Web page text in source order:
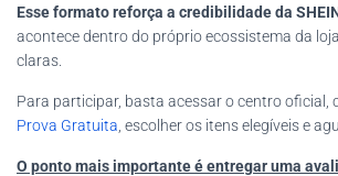
Esse formato reforça a credibilidade da
acontece dentro do próprio ecossistema da
claras.
Para participar, basta acessar o centro oficial,
Prova Gratuita , escolher os itens elegíveis e
O ponto mais importante é entregar uma